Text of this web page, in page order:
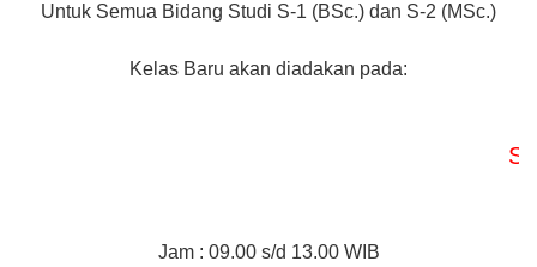
Untuk Semua Bidang Studi S-1 (BSc.) dan S-2 (MSc.)
Kelas Baru akan diadakan pada:
Study
Jam : 09.00 s/d 13.00 WIB